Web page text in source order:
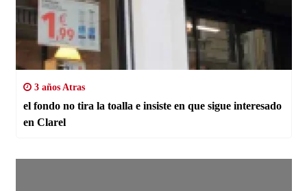
3 años Atras
el fondo no tira la toalla e insiste en que sigue interesado
en Clarel